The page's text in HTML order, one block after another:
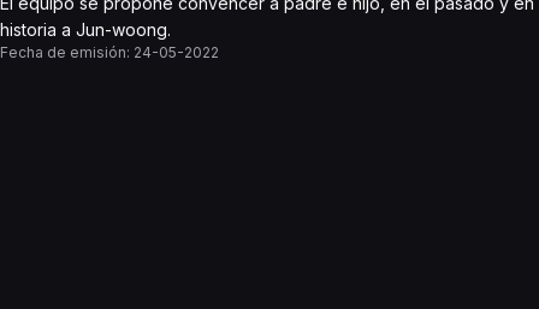
historia a Jun-woong.
Fecha de emisión: 24-05-2022